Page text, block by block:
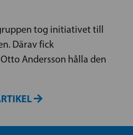
tog initiativet till
Därav fick
Andersson hålla den